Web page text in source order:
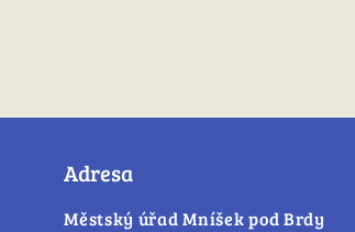
Adresa
Městský úřad Mníšek pod Brdy